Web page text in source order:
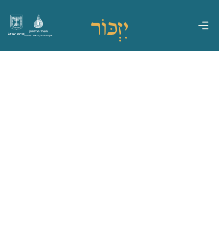
מדינת ישראל
משרד הביטחון
אגף משפחות, הנצחה ומורשת